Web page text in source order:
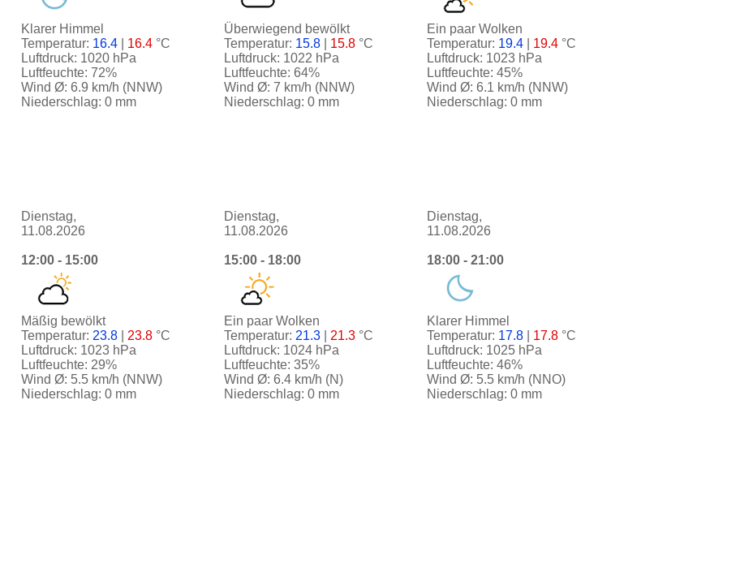
Klarer Himmel
Temperatur: 16.4 16.4 °C
Luftdruck: 1020 hPa
Luftfeuchte: 72%
Wind Ø: 6.9 km/h (NNW)
Niederschlag: 0 mm
Überwiegend bewölkt
Temperatur: 15.8 15.8 °C
Luftdruck: 1022 hPa
Luftfeuchte: 64%
Wind Ø: 7 km/h (NNW)
Niederschlag: 0 mm
Ein paar Wolken
Temperatur: 19.4 19.4 °C
Luftdruck: 1023 hPa
Luftfeuchte: 45%
Wind Ø: 6.1 km/h (NNW)
Niederschlag: 0 mm
Dienstag,
11.08.2026
12:00 - 15:00
Mäßig bewölkt
Temperatur: 23.8 23.8 °C
Luftdruck: 1023 hPa
Luftfeuchte: 29%
Wind Ø: 5.5 km/h (NNW)
Niederschlag: 0 mm
Dienstag,
11.08.2026
15:00 - 18:00
Ein paar Wolken
Temperatur: 21.3 21.3 °C
Luftdruck: 1024 hPa
Luftfeuchte: 35%
Wind Ø: 6.4 km/h (N)
Niederschlag: 0 mm
Dienstag,
11.08.2026
18:00 - 21:00
Klarer Himmel
Temperatur: 17.8 17.8 °C
Luftdruck: 1025 hPa
Luftfeuchte: 46%
Wind Ø: 5.5 km/h (NNO)
Niederschlag: 0 mm